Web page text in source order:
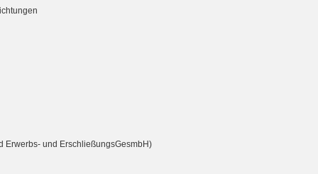
Erwerbs- und ErschließungsGesmbH)